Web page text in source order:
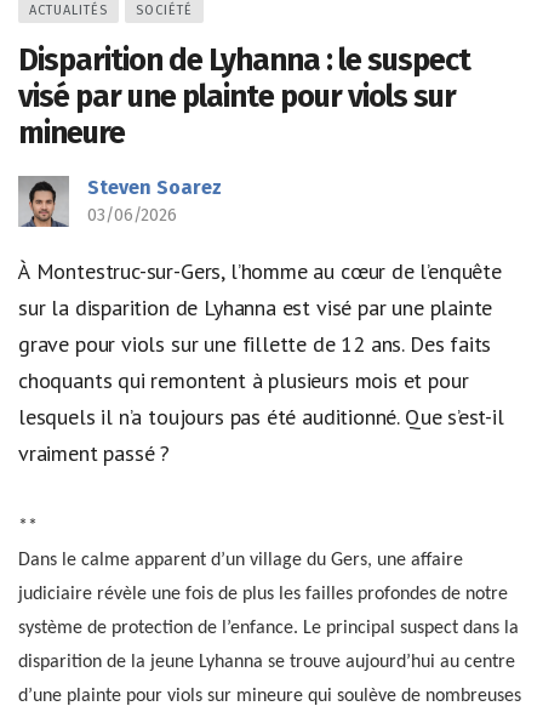
ACTUALITÉS SOCIÉTÉ
Disparition de Lyhanna : le suspect
visé par une plainte pour viols sur
mineure
Steven Soarez
03/06/2026
À Montestruc-sur-Gers, l’homme au cœur de l’enquête
sur la disparition de Lyhanna est visé par une plainte
grave pour viols sur une fillette de 12 ans. Des faits
choquants qui remontent à plusieurs mois et pour
lesquels il n’a toujours pas été auditionné. Que s’est-il
vraiment passé ?
**
Dans le calme apparent d’un village du Gers, une affaire
judiciaire révèle une fois de plus les failles profondes de notre
système de protection de l’enfance. Le principal suspect dans la
disparition de la jeune Lyhanna se trouve aujourd’hui au centre
d’une plainte pour viols sur mineure qui soulève de nombreuses